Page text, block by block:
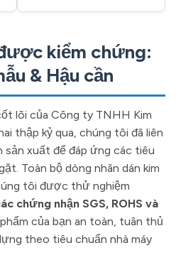
kiểm chứng:
& Hậu cần
lõi của Công ty TNHH Kim
thập kỷ qua, chúng tôi đã liên
xuất để đáp ứng các tiêu
Toàn bộ dòng nhãn dán kim
tôi được thử nghiệm
chứng nhận SGS, ROHS và
của bạn an toàn, tuân thủ
theo tiêu chuẩn nhà máy